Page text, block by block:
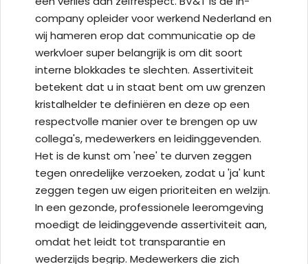
company opleider voor werkend Nederland en
wij hameren erop dat communicatie op de
werkvloer super belangrijk is om dit soort
interne blokkades te slechten. Assertiviteit
betekent dat u in staat bent om uw grenzen
kristalhelder te definiëren en deze op een
respectvolle manier over te brengen op uw
collega's, medewerkers en leidinggevenden.
Het is de kunst om 'nee' te durven zeggen
tegen onredelijke verzoeken, zodat u 'ja' kunt
zeggen tegen uw eigen prioriteiten en welzijn.
In een gezonde, professionele leeromgeving
moedigt de leidinggevende assertiviteit aan,
omdat het leidt tot transparantie en
wederzijds begrip. Medewerkers die zich